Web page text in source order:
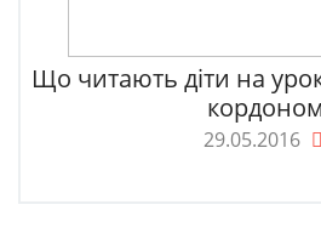
Що читають діти на
29.05.2016